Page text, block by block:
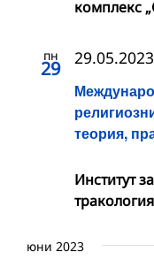
комплекс
пн
29
теория,
Институт
тракология
юни 2023